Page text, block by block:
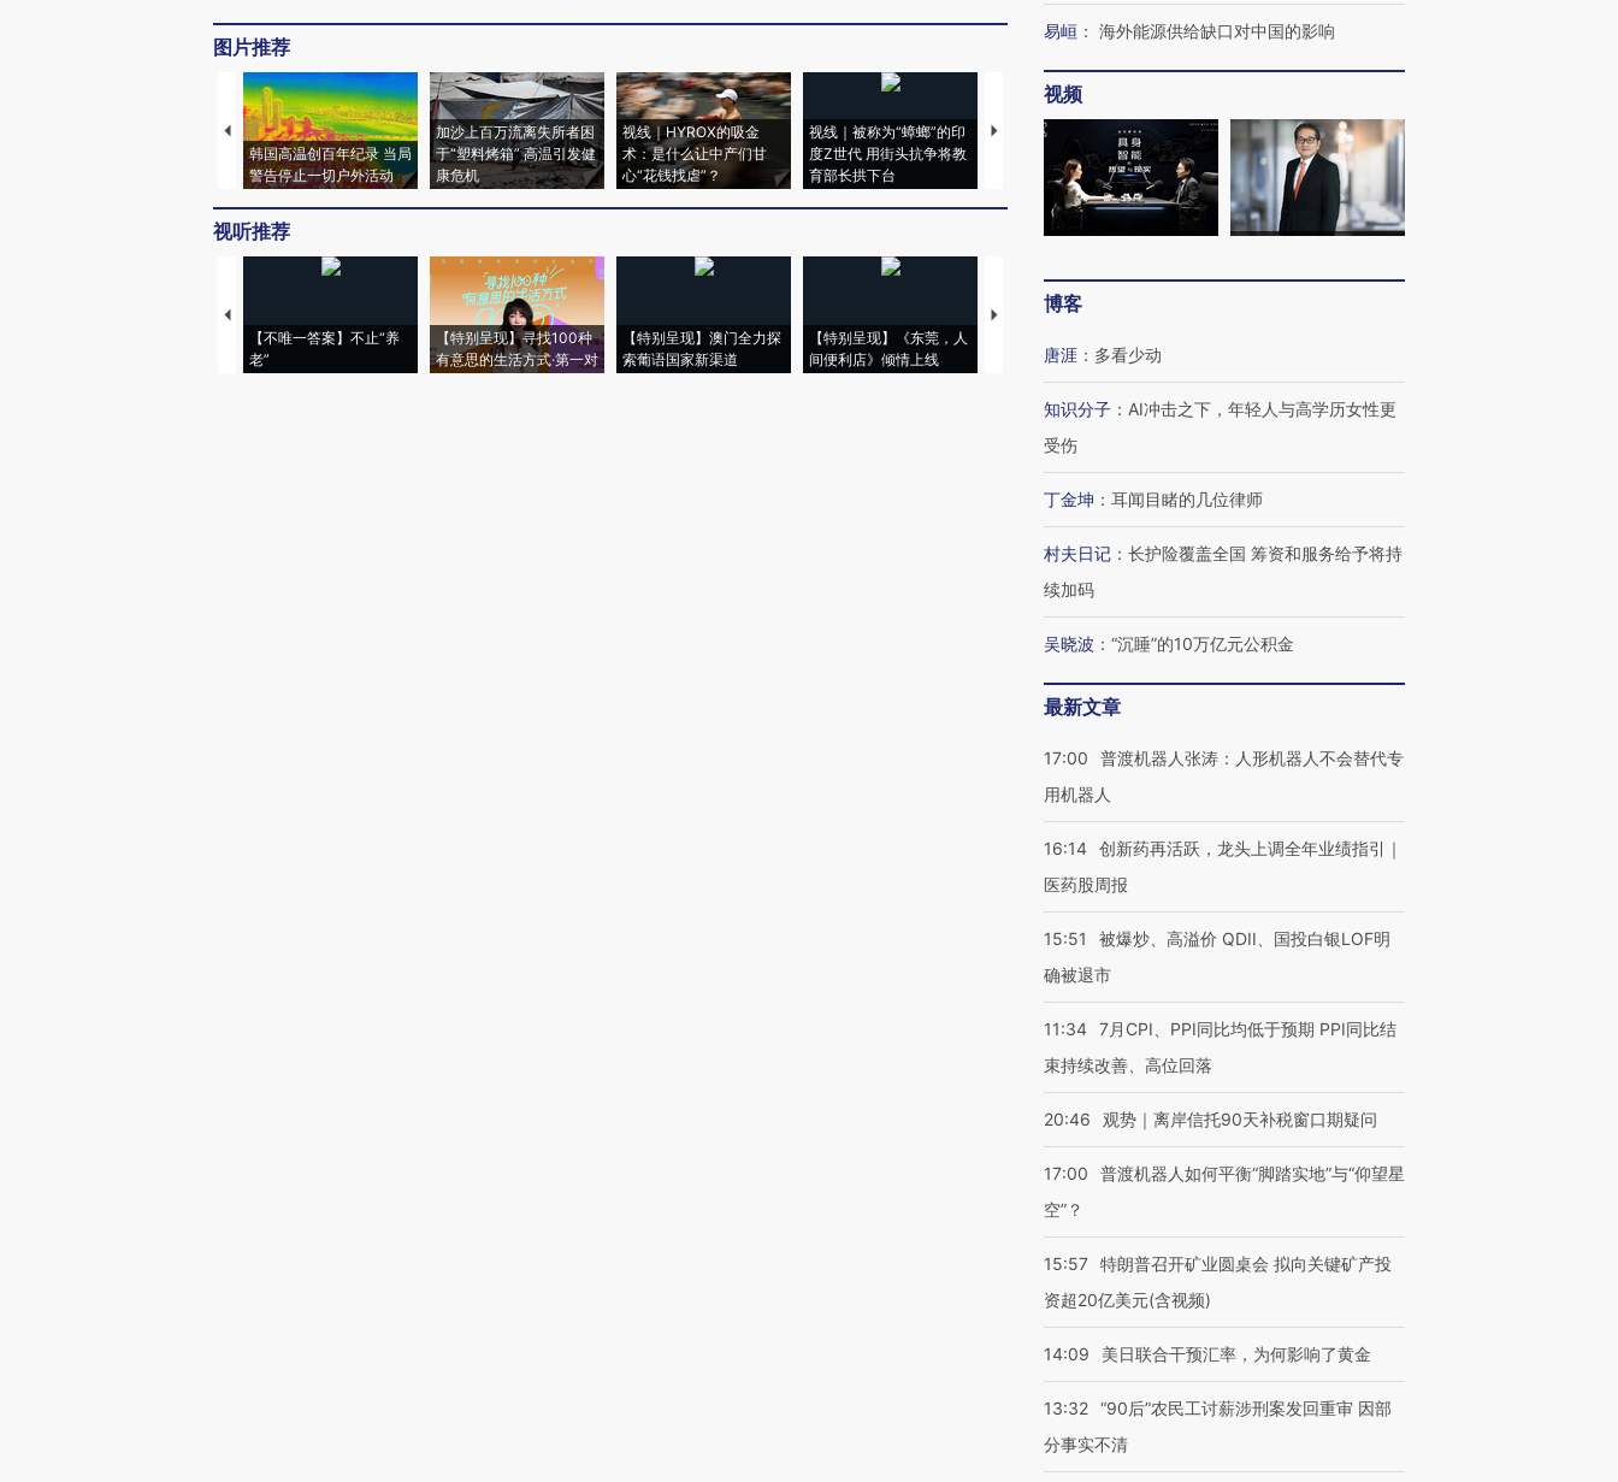
图片推荐
韩国高温创百年纪录 当局
警告停止一切户外活动
加沙上百万流离失所者困
于“塑料烤箱” 高温引发健
康危机
视线｜HYROX的吸金
术：是什么让中产们甘
心“花钱找虐”？
视线｜被称为“蟑螂”的印
度Z世代 用街头抗争将教
育部长拱下台
视线｜“入侵”还是“人道危
机”？难民潮撕裂西班牙
湖北宜昌局部短时降雨
128毫米 紧急转移近
4000人
哈尔滨遭遇短时极端强降
雨 3小时累计雨量超80毫
视听推荐
【不唯一答案】不止“养
老”
【特别呈现】寻找100种
有意思的生活方式·第一对
【特别呈现】澳门全力探
索葡语国家新渠道
【特别呈现】《东莞，人
间便利店》倾情上线
【推广】走进第四届链博
易峘 ： 海外能源供给缺口对中国的影响
视频
博客
唐涯 ： 多看少动
知识分子 ： AI冲击之下，年轻人与高学历女性更
受伤
丁金坤 ： 耳闻目睹的几位律师
村夫日记 ： 长护险覆盖全国 筹资和服务给予将持
续加码
吴晓波 ： “沉睡”的10万亿元公积金
最新文章
17:00
普渡机器人张涛：人形机器人不会替代专
用机器人
16:14 创新药再活跃，龙头上调全年业绩指引｜
医药股周报
15:51
被爆炒、高溢价 QDII、国投白银LOF明
确被退市
11:34 7月CPI、PPI同比均低于预期 PPI同比结
束持续改善、高位回落
20:46 观势｜离岸信托90天补税窗口期疑问
17:00
普渡机器人如何平衡“脚踏实地”与“仰望星
空”？
15:57 特朗普召开矿业圆桌会 拟向关键矿产投
资超20亿美元(含视频)
14:09 美日联合干预汇率，为何影响了黄金
13:32 “90后”农民工讨薪涉刑案发回重审 因部
分事实不清